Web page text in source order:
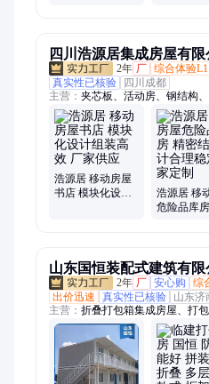
四川浩源居集成房屋有限
2年 厂 综合体验L1
真实性已核验
四川成都
主营： 夹芯板、活动房、钢结构
活动板房、工地板房、彩钢板房
动箱板房、工地集装箱板房
浩源居 移动房屋
书店 模块化设计
浩源居 移
危险品库
山东国恒装配式建筑有限
2年 厂 安心购 综
出价迅速
真实性已核验
山东济
主营： 折叠打包箱集成房屋、打